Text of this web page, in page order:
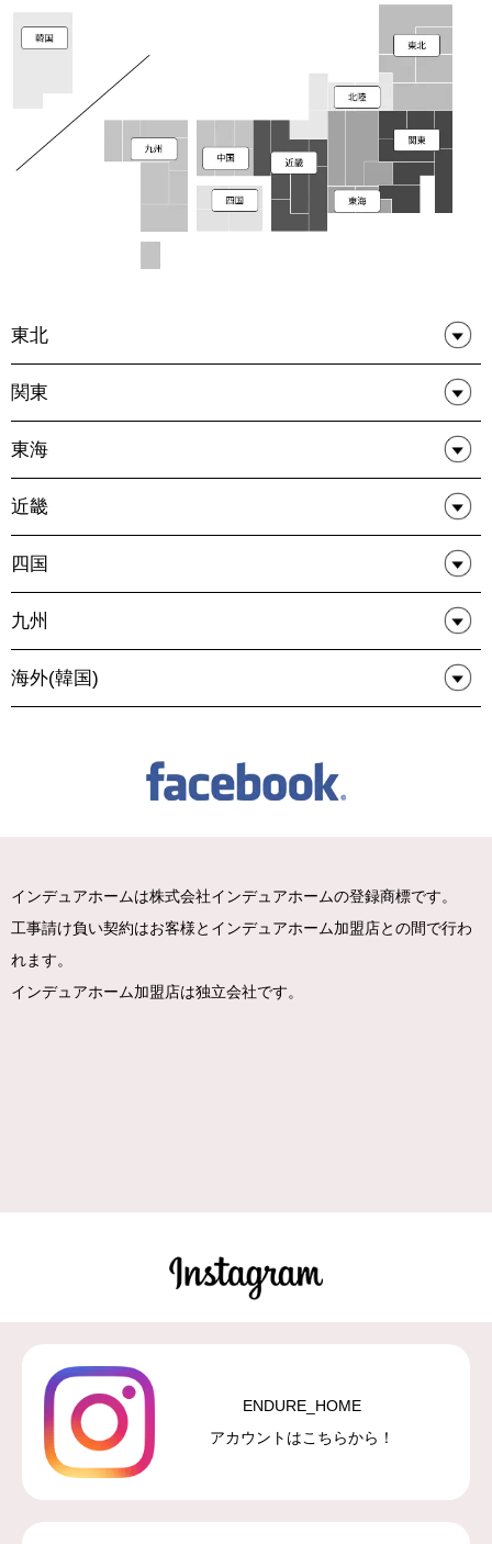
東北
関東
東海
近畿
四国
九州
海外(韓国)
インデュアホームは株式会社インデュアホームの登録商標です。
工事請け負い契約はお客様とインデュアホーム加盟店との間で行わ
れます。
インデュアホーム加盟店は独立会社です。
ENDURE_HOME
アカウントはこちらから！